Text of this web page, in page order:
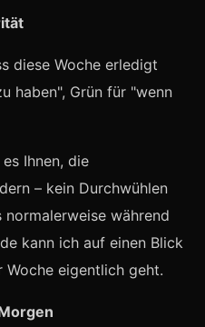
diese Woche erledigt
haben", Grün für "wenn
Ihnen, die
– kein Durchwühlen
normalerweise während
kann ich auf einen Blick
Woche eigentlich geht.